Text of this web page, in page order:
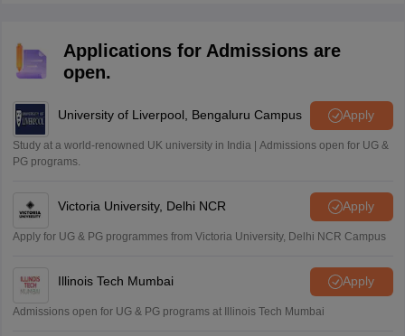
Applications for Admissions are
open.
University of Liverpool, Bengaluru Campus Apply
Study at a world-renowned UK university in India | Admissions open for UG &
PG programs.
Victoria University, Delhi NCR Apply
Apply for UG & PG programmes from Victoria University, Delhi NCR Campus
Illinois Tech Mumbai Apply
Admissions open for UG & PG programs at Illinois Tech Mumbai